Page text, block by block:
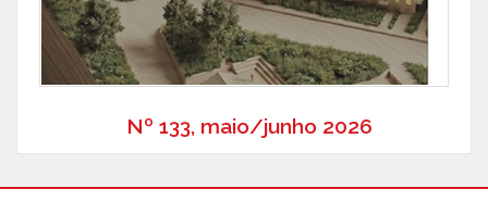
Nº 133, maio/junho 2026